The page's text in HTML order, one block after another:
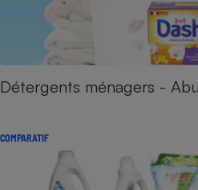
Détergents ménagers -
COMPARATIF